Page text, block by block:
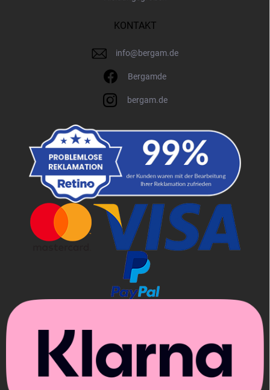
KONTAKT
info@bergam.de
Bergamde
bergam.de